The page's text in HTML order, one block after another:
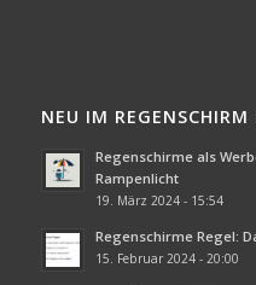
NEU IM REGENSCHIRM
Regenschirme als
Rampenlicht
19. März 2024 - 15:54
Regenschirme Regel:
15. Februar 2024 - 20:00